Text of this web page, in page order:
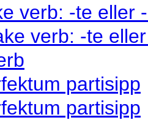
verb: -te eller
verb: -te
partisipp
partisipp